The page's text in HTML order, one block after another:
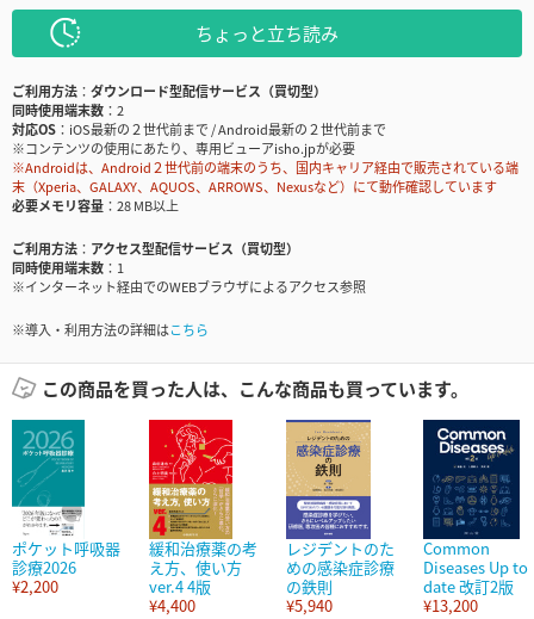
ちょっと立ち読み
ご利用方法
ダウンロード型配信サービス（買切型）
同時使用端末数
2
対応OS
iOS最新の２世代前まで / Android最新の２世代前まで
※コンテンツの使用にあたり、専用ビューアisho.jpが必要
※Androidは、Android２世代前の端末のうち、国内キャリア経由で販売されている端
末（Xperia、GALAXY、AQUOS、ARROWS、Nexusなど）にて動作確認しています
必要メモリ容量
28 MB以上
ご利用方法
アクセス型配信サービス（買切型）
同時使用端末数
1
※インターネット経由でのWEBブラウザによるアクセス参照
※導入・利用方法の詳細はこちら
この商品を買った人は、こんな商品も買っています。
ポケット呼吸器
診療2026
¥2,200
緩和治療薬の考
え方、使い方
ver.4 4版
¥4,400
レジデントのた
めの感染症診療
の鉄則
¥5,940
Common
Diseases Up to
date 改訂2版
¥13,200